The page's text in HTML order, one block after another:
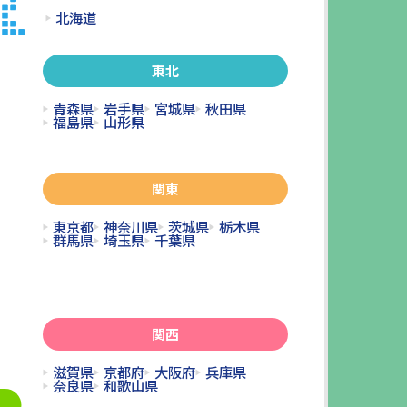
北海道
東北
青森県 岩手県 宮城県 秋田県
福島県 山形県
関東
東京都 神奈川県 茨城県 栃木県
群馬県 埼玉県 千葉県
関西
滋賀県 京都府 大阪府 兵庫県
奈良県 和歌山県